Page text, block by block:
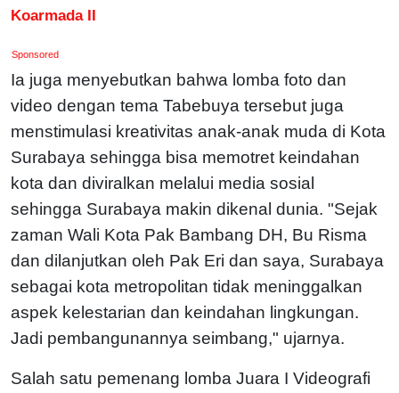
Koarmada II
Sponsored
Ia juga menyebutkan bahwa lomba foto dan
video dengan tema Tabebuya tersebut juga
menstimulasi kreativitas anak-anak muda di Kota
Surabaya sehingga bisa memotret keindahan
kota dan diviralkan melalui media sosial
sehingga Surabaya makin dikenal dunia. "Sejak
zaman Wali Kota Pak Bambang DH, Bu Risma
dan dilanjutkan oleh Pak Eri dan saya, Surabaya
sebagai kota metropolitan tidak meninggalkan
aspek kelestarian dan keindahan lingkungan.
Jadi pembangunannya seimbang," ujarnya.
Salah satu pemenang lomba Juara I Videografi